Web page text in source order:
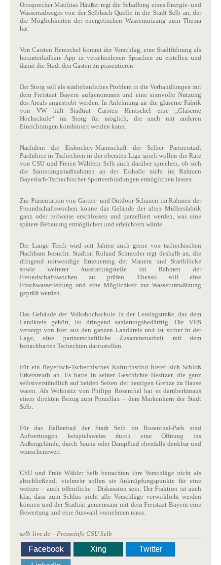
Ortssprecher Matthias Häußer regt die Schaffung eines Energie- und
Wasserradweges von der Selbbach-Quelle in die Stadt Selb an, der
die Möglichkeiten der energetischen Wassernutzung zum Thema
hat
Von Carsten Hentschel kommt der Vorschlag, eine Stadtführung als
herunterladbare App in verschiedenen Sprachen zu erstellen und
damit die Stadt den Gästen zu präsentieren
Der Storg soll als städtebauliches Problem in die Verhandlungen mit
dem Freistaat Bayern aufgenommen und eine sinnvolle Nutzung
des Areals angestrebt werden. In Anlehnung an die gläserne Fabrik
von VW hält Stadtrat Carsten Hentschel eine „Gläserne
Hochschule“ im Storg für möglich, die auch mit anderen
Einrichtungen kombiniert werden kann.
Nachdem die Eishockey-Mannschaft der Selber Partnerstadt
Pardubice in Tschechien in der obersten Liga spielt wollen die Räte
von CSU und Freien Wählern Selb auch darüber sprechen, ob sich
die Sanierungsmaßnahmen an der Eishalle nicht im Rahmen
Bayerisch-Tschechischer Sportverbindungen ermöglichen lassen
Zur Präsentation von Garten- und Outdoor-Schauen im Rahmen der
Freundschaftswochen könne das Gelände der alten Müllersfabrik
ganz oder teilweise erschlossen und parzelliert werden, was eine
spätere Bebauung ermöglichen und erleichtern würde.
Der Lange Teich wird seit Jahren auch gerne von tschechischen
Nachbarn besucht. Stadtrat Roland Schneider regt deshalb an, die
dringendnotwendige Erneuerung der Mauern und Startblöcke
sowie weiterer Ausstattungsteile im Rahmen der
Freundschaftswochen zu prüfen. Ebenso soll eine
Frischwasserleitung und eine Möglichkeit zur Wasserumwälzung
geprüft werden.
Das Gebäude der Volkshochschule in der Lessingstraße, das dem
Landkreis gehört, ist dringend sanierungsbedürftig. Die VHS
versorgt von hier aus den ganzen Landkreis und ist sicher in der
Lage, eine partnerschaftliche Zusammenarbeit mit dem
benachbarten Tschechien darzustellen.
Für ein Bayerisch-Tschechisches Kulturinstitut bietet sich Schloß
Erkersreuth an. Es hatte in seiner Geschichte Besitzer, die ganz
selbstverständlich auf beiden Seiten der heutigen Grenze zu Hause
waren. Als Wohnsitz von Philipp Rosenthal hat es darüberhinaus
einen direkten Bezug zum Porzellan – dem Markenkern der Stadt
Selb.
Für das Hallenbad der Stadt Selb im Rosenthal-Park sind
Aufwertungen beispielsweise durch eine Öffnung ins
Außengelände, durch Sauna oder Dampfbad ebenfalls denkbar und
wünschenswert.
CSU und Freie Wähler Selb betrachten ihre Vorschläge nicht als
abschließend; vielmehr sollen sie Anknüpfungspunkte für eine
weitere – auch öffentliche - Diskussion sein. Der Fraktion ist auch
klar, dass zum Schlus nicht alle Vorschläge verwirklicht werden
können und der Stadtrat gemeinsam mit dem Freistaat Bayern eine
Bewertung und eine Auswahl vornehmen muss.
selb-live.de – Presseinfo CSU Selb
Facebook Xing
Twitter